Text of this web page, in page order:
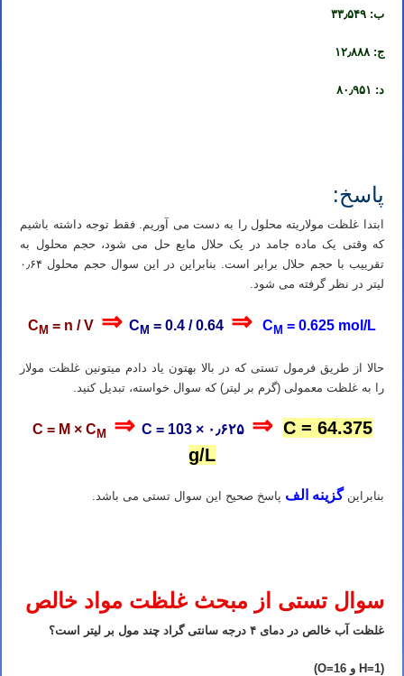
ب: ۳۳٫۵۴۹
ج: ۱۲٫۸۸۸
د: ۸۰٫۹۵۱
پاسخ:
ابتدا غلظت مولاریته محلول را به دست می آوریم. فقط توجه داشته باشیم
که وقتی یک ماده جامد در یک حلال مایع حل می شود، حجم محلول به
تقرییب با حجم حلال برابر است. بنابراین در این سوال حجم محلول ۰٫۶۴
لیتر در نظر گرفته می شود.
C M = n / V ⇒ C M = 0.4 / 0.64 ⇒ C M = 0.625 mol/L
حالا از طریق فرمول تستی که در بالا بهتون یاد دادم میتونین غلظت مولار
را به غلظت معمولی (گرم بر لیتر) که سوال خواسته، تبدیل کنید.
C = M × C M ⇒ C = 103 × ۰٫۶۲۵ ⇒ C = 64.375
g/L
بنابراینگزینه الف پاسخ صحیح این سوال تستی می باشد.
سوال تستی از مبحث غلظت مواد خالص
غلظت آب خالص در دمای ۴ درجه سانتی گراد چند مول بر لیتر است؟
(H=1 و O=16)